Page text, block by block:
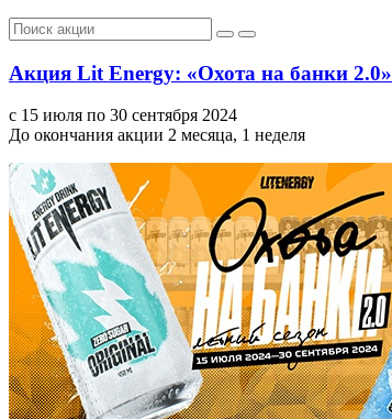
Акция Lit Energy: «Охота на банки 2.0»
с 15 июля по 30 сентября 2024
До окончания акции 2 месяца, 1 неделя